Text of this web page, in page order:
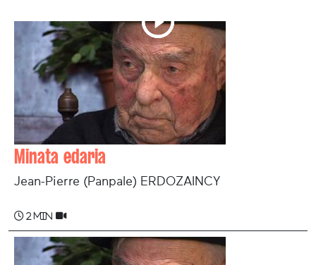
Minata edaria
Jean-Pierre (Panpale) ERDOZAINCY
2 min